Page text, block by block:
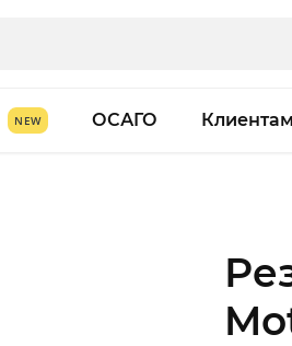
ОСАГО Клиентам